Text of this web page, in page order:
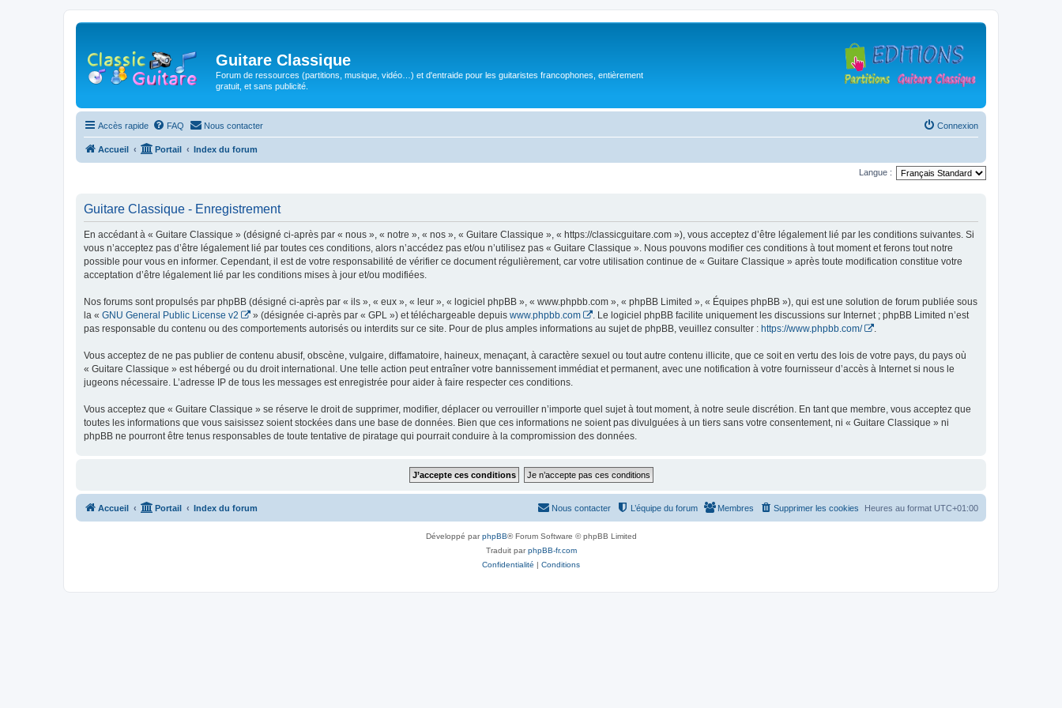
Guitare Classique
Forum de ressources (partitions, musique, vidéo…) et d'entraide pour les guitaristes francophones, entièrement
gratuit, et sans publicité.
Accès rapide FAQ Nous contacter Connexion
Accueil Portail Index du forum
Langue :
Guitare Classique - Enregistrement
En accédant à « Guitare Classique » (désigné ci-après par « nous », « notre », « nos », « Guitare Classique », « https://classicguitare.com »), vous acceptez d’être légalement lié par les conditions suivantes. Si
vous n’acceptez pas d’être légalement lié par toutes ces conditions, alors n’accédez pas et/ou n’utilisez pas « Guitare Classique ». Nous pouvons modifier ces conditions à tout moment et ferons tout notre
possible pour vous en informer. Cependant, il est de votre responsabilité de vérifier ce document régulièrement, car votre utilisation continue de « Guitare Classique » après toute modification constitue votre
acceptation d’être légalement lié par les conditions mises à jour et/ou modifiées.
Nos forums sont propulsés par phpBB (désigné ci-après par « ils », « eux », « leur », « logiciel phpBB », « www.phpbb.com », « phpBB Limited », « Équipes phpBB »), qui est une solution de forum publiée sous
la « GNU General Public License v2 » (désignée ci-après par « GPL ») et téléchargeable depuis www.phpbb.com
. Le logiciel phpBB facilite uniquement les discussions sur Internet ; phpBB Limited n’est
pas responsable du contenu ou des comportements autorisés ou interdits sur ce site. Pour de plus amples informations au sujet de phpBB, veuillez consulter : https://www.phpbb.com/ .
Vous acceptez de ne pas publier de contenu abusif, obscène, vulgaire, diffamatoire, haineux, menaçant, à caractère sexuel ou tout autre contenu illicite, que ce soit en vertu des lois de votre pays, du pays où
« Guitare Classique » est hébergé ou du droit international. Une telle action peut entraîner votre bannissement immédiat et permanent, avec une notification à votre fournisseur d’accès à Internet si nous le
jugeons nécessaire. L’adresse IP de tous les messages est enregistrée pour aider à faire respecter ces conditions.
Vous acceptez que « Guitare Classique » se réserve le droit de supprimer, modifier, déplacer ou verrouiller n’importe quel sujet à tout moment, à notre seule discrétion. En tant que membre, vous acceptez que
toutes les informations que vous saisissez soient stockées dans une base de données. Bien que ces informations ne soient pas divulguées à un tiers sans votre consentement, ni « Guitare Classique » ni
phpBB ne pourront être tenus responsables de toute tentative de piratage qui pourrait conduire à la compromission des données.
Accueil Portail Index du forum Heures au format UTC+01:00
Supprimer les cookies
Membres
L’équipe du forum
Nous contacter
Développé parphpBB® Forum Software © phpBB Limited
Traduit parphpBB-fr.com
Confidentialité | Conditions